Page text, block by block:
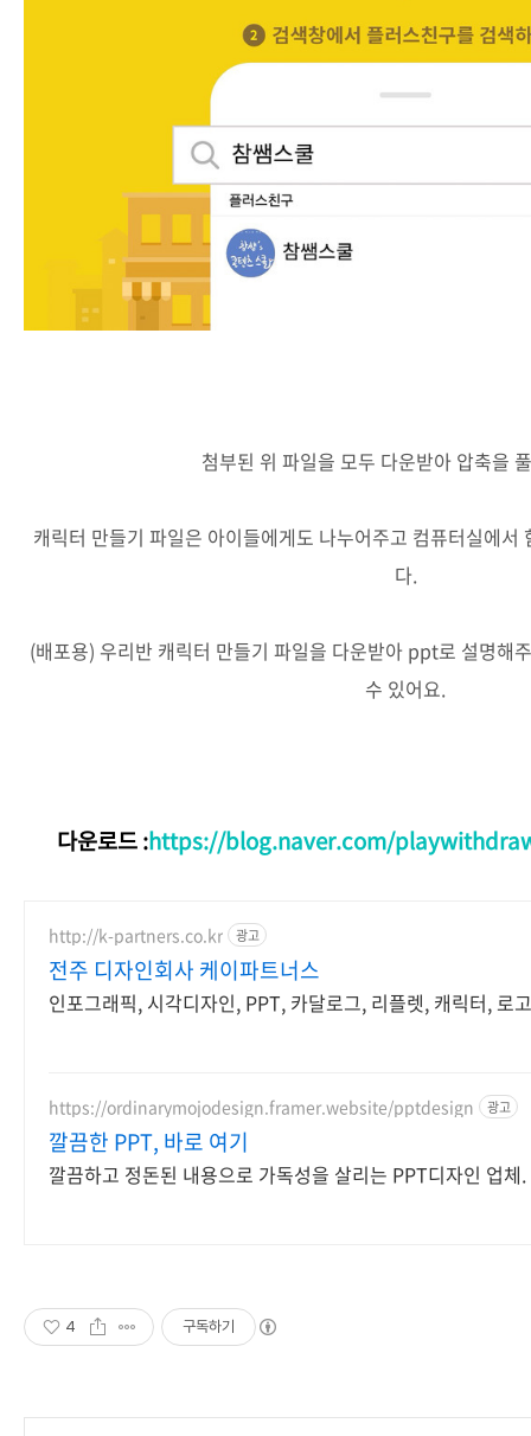
첨부된 위 파일을 모두 다운받아 압축을
캐릭터 만들기 파일은 아이들에게도 나누어주고 컴퓨터실에서
다.
(배포용) 우리반 캐릭터 만들기 파일을 다운받아 ppt로 설명해
수 있어요.
다운로드 :https://blog.naver.com/
http://k-partners.co.kr 광고
전주 디자인회사 케이파트너스
인포그래픽, 시각디자인, PPT, 카달로그, 리플렛, 캐릭터, 로
https://ordinarymojodesign.framer.website/pptdesign 광고
깔끔한 PPT, 바로 여기
깔끔하고 정돈된 내용으로 가독성을 살리는 PPT디자인 업체.
4 구독하기